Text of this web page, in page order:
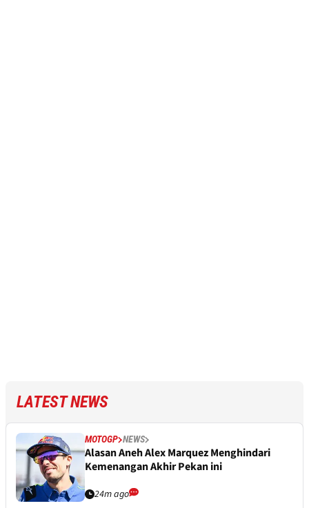
LATEST NEWS
MOTOGP NEWS
Alasan Aneh Alex Marquez Menghindari
Kemenangan Akhir Pekan ini
24m ago